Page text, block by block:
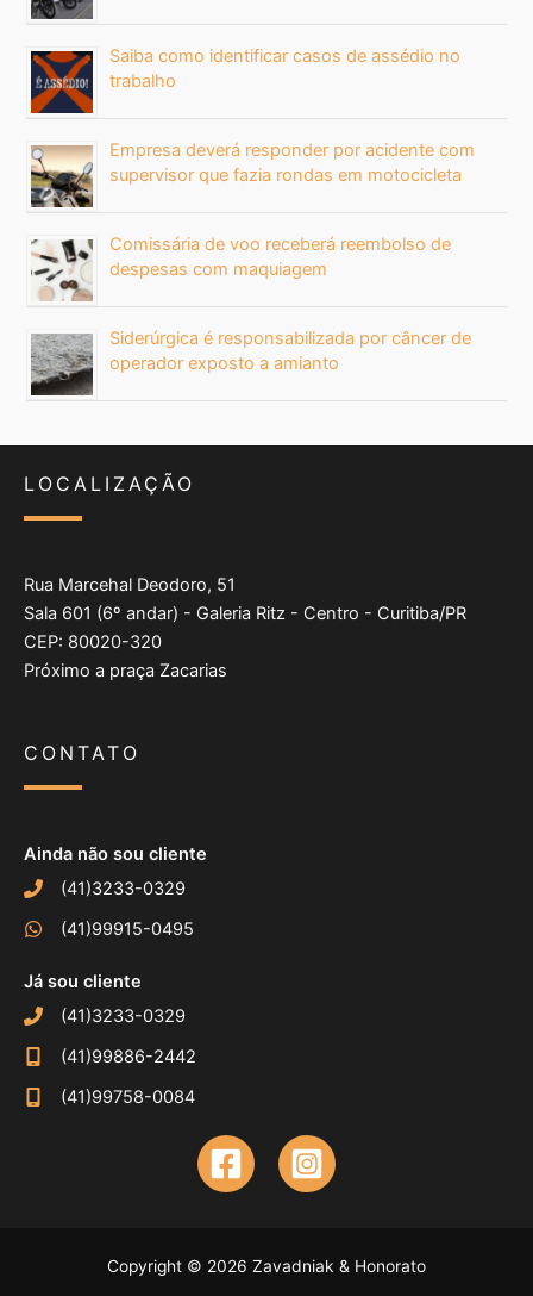
Saiba como identificar casos de assédio no
trabalho
Empresa deverá responder por acidente com
supervisor que fazia rondas em motocicleta
Comissária de voo receberá reembolso de
despesas com maquiagem
Siderúrgica é responsabilizada por câncer de
operador exposto a amianto
LOCALIZAÇÃO
Rua Marcehal Deodoro, 51
Sala 601 (6º andar) - Galeria Ritz - Centro - Curitiba/PR
CEP: 80020-320
Próximo a praça Zacarias
CONTATO
Ainda não sou cliente
(41)3233-0329
(41)99915-0495
Já sou cliente
(41)3233-0329
(41)99886-2442
(41)99758-0084
Copyright © 2026 Zavadniak & Honorato